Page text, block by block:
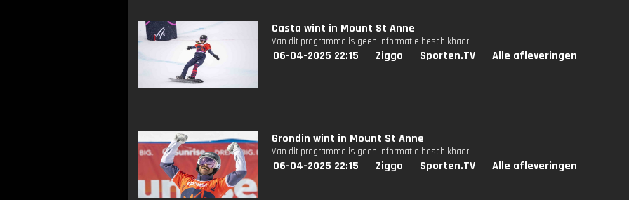
Casta wint in Mount St Anne
Van dit programma is geen informatie beschikbaar
06-04-2025 22:15 Ziggo Sporten.TV Alle afleveringen
Grondin wint in Mount St Anne
Van dit programma is geen informatie beschikbaar
06-04-2025 22:15 Ziggo Sporten.TV Alle afleveringen